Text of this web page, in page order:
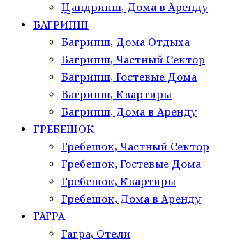
Цандрипш, Дома в Аренду
БАГРИПШ
Багрипш, Дома Отдыха
Багрипш, Частный Сектор
Багрипш, Гостевые Дома
Багрипш, Квартиры
Багрипш, Дома в Аренду
ГРЕБЕШОК
Гребешок, Частный Сектор
Гребешок, Гостевые Дома
Гребешок, Квартиры
Гребешок, Дома в Аренду
ГАГРА
Гагра, Отели